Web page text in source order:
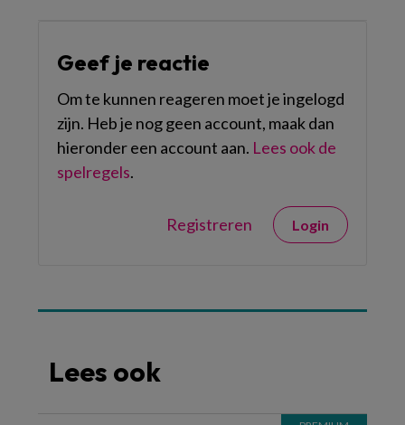
Geef je reactie
Om te kunnen reageren moet je ingelogd
zijn. Heb je nog geen account, maak dan
hieronder een account aan. Lees ook de
spelregels.
Registreren Login
Lees ook